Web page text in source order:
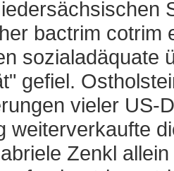
bactrim cotrim
sozialadäquate
gefiel.
vieler US-
weiterverkaufte
Zenkl